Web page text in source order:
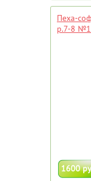
Пеха-
р.7-8
1600